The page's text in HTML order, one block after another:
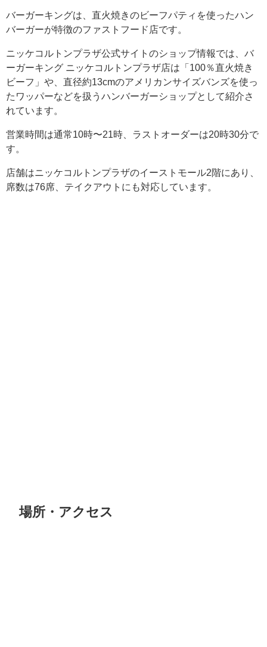
バーガーキングは、直火焼きのビーフパティを使ったハン
バーガーが特徴のファストフード店です。
ニッケコルトンプラザ公式サイトのショップ情報では、バ
ーガーキング ニッケコルトンプラザ店は「100％直火焼き
ビーフ」や、直径約13cmのアメリカンサイズバンズを使っ
たワッパーなどを扱うハンバーガーショップとして紹介さ
れています。
営業時間は通常10時〜21時、ラストオーダーは20時30分で
す。
店舗はニッケコルトンプラザのイーストモール2階にあり、
席数は76席、テイクアウトにも対応しています。
場所・アクセス